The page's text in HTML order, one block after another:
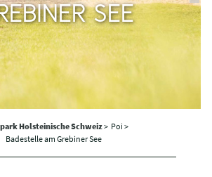
SEE
Holsteinische Schweiz> Poi >
Badestelle am Grebiner See